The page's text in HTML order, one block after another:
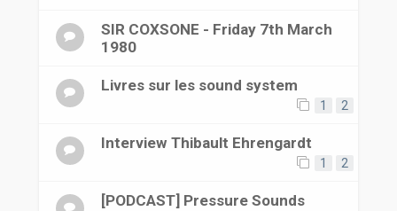
SIR COXSONE - Friday 7th March
1980
Livres sur les sound system
1 2
Interview Thibault Ehrengardt
1 2
[PODCAST] Pressure Sounds